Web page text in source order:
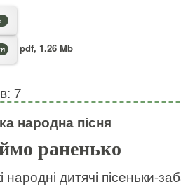
pdf, 1.26 Mb
7
народна пісня
раненько
народні дитячі пісеньки-